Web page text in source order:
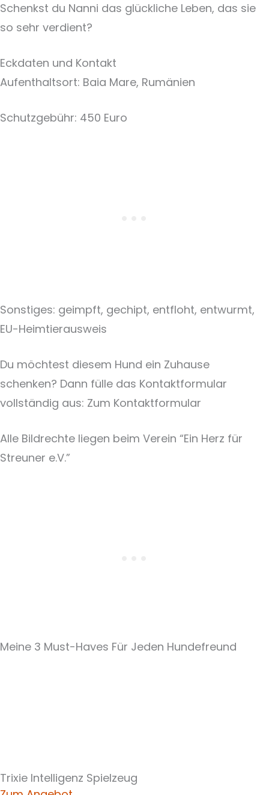
Schenkst du Nanni das glückliche Leben, das sie
so sehr verdient?
Eckdaten und Kontakt
Aufenthaltsort: Baia Mare, Rumänien
Schutzgebühr: 450 Euro
Sonstiges: geimpft, gechipt, entfloht, entwurmt,
EU-Heimtierausweis
Du möchtest diesem Hund ein Zuhause
schenken? Dann fülle das Kontaktformular
vollständig aus: Zum Kontaktformular
Alle Bildrechte liegen beim Verein “Ein Herz für
Streuner e.V.”
Meine 3 Must-Haves Für Jeden Hundefreund​
Trixie Intelligenz Spielzeug